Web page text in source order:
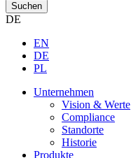
Suchen
DE
EN
DE
PL
Unternehmen
Vision & Werte
Compliance
Standorte
Historie
Produkte